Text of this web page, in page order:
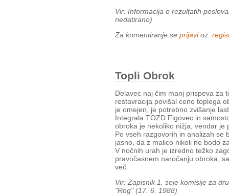
Vir: Informacija o rezultatih
nedatirano)
Za komentiranje se prijavioz.
Topli Obrok
Delavec naj čim manj prispeva za
restavracija povišal ceno toplega
je omejen, je potrebno zvišanje
Integrala TOZD Figovec in
obroka je nekoliko nižja, vendar je
Po vseh razgovorih in analizah se
jasno, da z malico nikoli ne bodo
V nočnih urah je izredno težko
pravočasnem naročanju obroka,
več.
Vir: Zapisnik 1. seje komisije za
"Rog" (17. 6. 1988)